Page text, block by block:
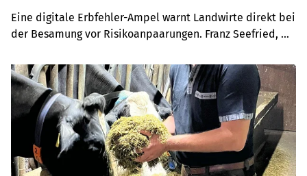
werden»
Eine digitale Erbfehler-Ampel warnt Landwirte direkt bei
der Besamung vor Risikoanpaarungen. Franz Seefried,
funktioniert und weshalb ein kompletter Ausschluss von
Trägerstieren nicht zielführend ist.